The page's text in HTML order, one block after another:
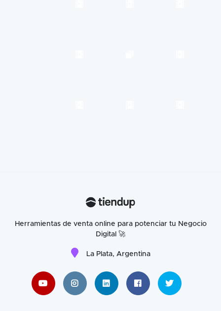
Herramientas de venta online para potenciar tu Negocio
Digital 🚀
La Plata, Argentina